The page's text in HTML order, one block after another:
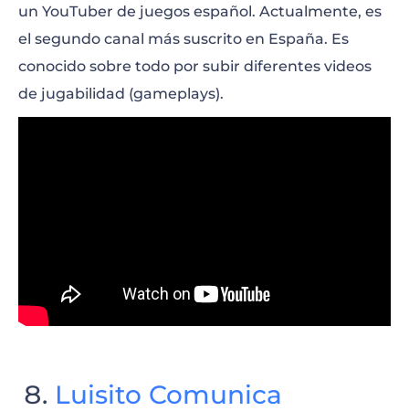
un YouTuber de juegos español. Actualmente, es
el segundo canal más suscrito en España. Es
conocido sobre todo por subir diferentes videos
de jugabilidad (gameplays).
Luisito Comunica